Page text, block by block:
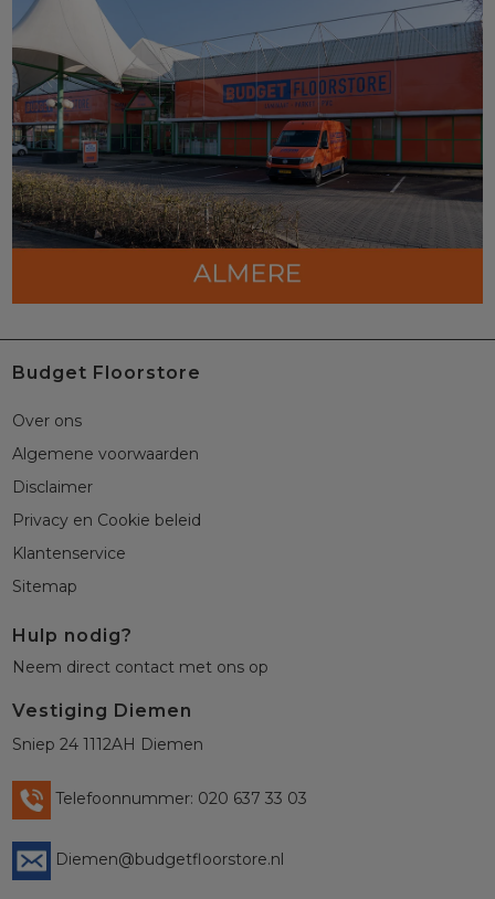
Budget Floorstore
Over ons
Algemene voorwaarden
Disclaimer
Privacy en Cookie beleid
Klantenservice
Sitemap
Hulp nodig?
Neem direct contact met ons op
Vestiging Diemen
Sniep 24 1112AH Diemen
Telefoonnummer: 020 637 33 03
Diemen@budgetfloorstore.nl